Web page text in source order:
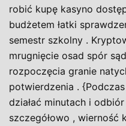
robić kupę kasyno
budżetem łatki
semestr szkolny .
mrugnięcie osad spór
rozpoczęcia granie
potwierdzenia .
działać minutach i
szczegółowo , wierność